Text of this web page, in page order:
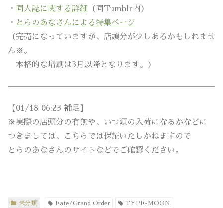
・ 同人誌に関する詳細
（同Tumblr内）
・ とらのあなさんによる特集ページ
（完売になっていますが、店頭分が少しあるかもしれませ
ん※。
本格的な増刷は3月以降となります。）
【01/18 06:23 補足】
※実際の店頭分の有無や、いつ頃の入荷になるかなどに
つきましては、こちらでは保証いたしかねますので
とらのあなさんのサイトなどでご確認ください。
未分類 Fate/Grand Order TYPE-MOON